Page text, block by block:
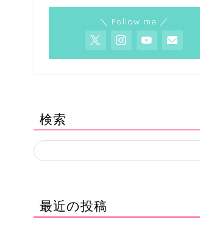
＼ Follow me ／
検索
最近の投稿